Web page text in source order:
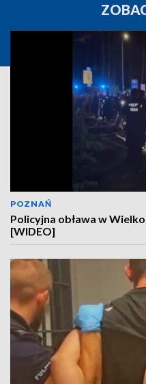
POZNAŃ
Policyjna obława w
[WIDEO]